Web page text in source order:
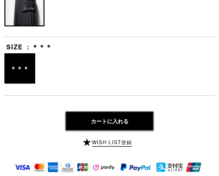
SIZE ＊＊＊
＊＊＊
カートに入れる
WISH LIST登録